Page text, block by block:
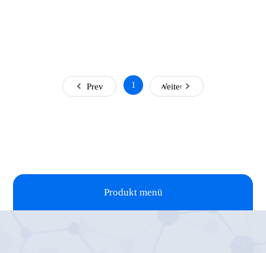
Prev 1 Weiter
Produkt menü